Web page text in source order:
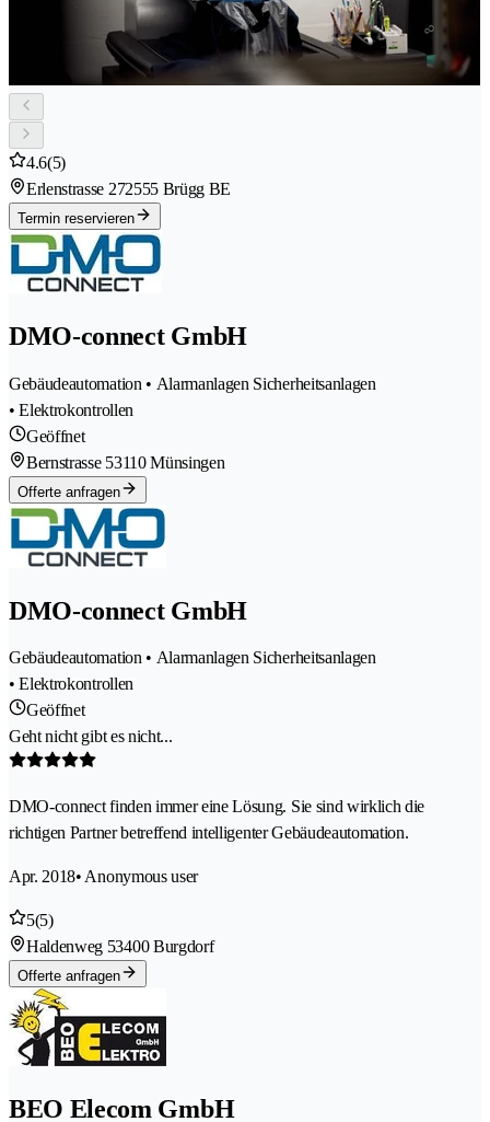
4.6(5)
Erlenstrasse 272555 Brügg BE
Termin reservieren
DMO-connect GmbH
Gebäudeautomation • Alarmanlagen Sicherheitsanlagen
• Elektrokontrollen
Geöffnet
Bernstrasse 53110 Münsingen
Offerte anfragen
DMO-connect GmbH
Gebäudeautomation • Alarmanlagen Sicherheitsanlagen
• Elektrokontrollen
Geöffnet
Geht nicht gibt es nicht...
DMO-connect finden immer eine Lösung. Sie sind wirklich die
richtigen Partner betreffend intelligenter Gebäudeautomation.
Apr. 2018• Anonymous user
5(5)
Haldenweg 53400 Burgdorf
Offerte anfragen
BEO Elecom GmbH